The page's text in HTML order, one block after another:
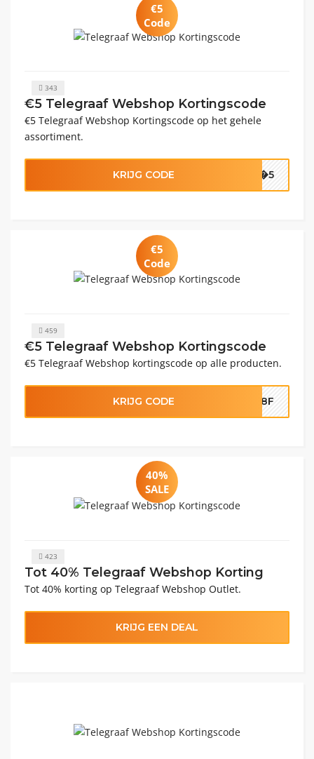
€5
Code
343
€5 Telegraaf Webshop Kortingscode
€5 Telegraaf Webshop Kortingscode op het gehele
assortiment.
KRIJG CODE ��5
€5
Code
459
€5 Telegraaf Webshop Kortingscode
€5 Telegraaf Webshop kortingscode op alle producten.
KRIJG CODE 6O8F
40%
SALE
423
Tot 40% Telegraaf Webshop Korting
Tot 40% korting op Telegraaf Webshop Outlet.
KRIJG EEN DEAL